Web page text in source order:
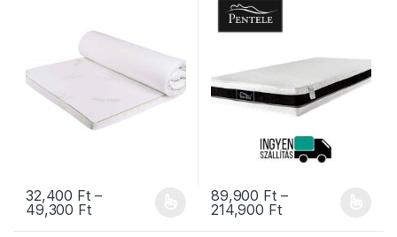
32,400 Ft –
49,300 FtÁrtartomány: 32,400 Ft - 49,300 Ft
Ennek a terméknek több variációja van. A változatok a
89,900 Ft –
214,900 FtÁrtartomány:
Ennek a terméknek több